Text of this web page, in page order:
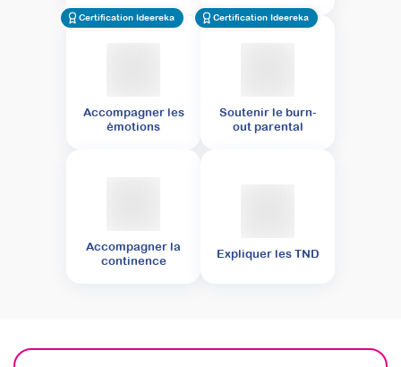
Certification Ideereka
Accompagner les
émotions
Certification Ideereka
Soutenir le burn-
out parental
Accompagner la
continence
Expliquer les TND